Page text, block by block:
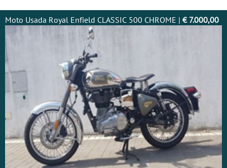
Moto Usada Royal Enfield CLASSIC 500 CHROME | € 7.000,00